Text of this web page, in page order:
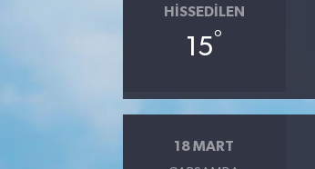
HISSEDILEN
15°
18 MART